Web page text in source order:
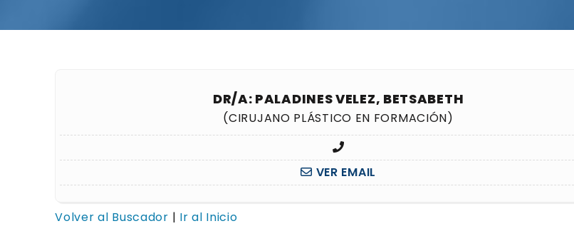
DR/A: PALADINES VELEZ, BETSABETH
(CIRUJANO PLÁSTICO EN FORMACIÓN)
VER EMAIL
Volver al Buscador | Ir al Inicio